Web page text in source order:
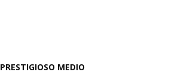
PRESTIGIOSO MEDIO